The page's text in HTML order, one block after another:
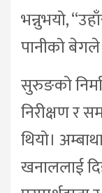
भन्नुभयो,
पानीको
सुरुङको
निरीक्षण र
थियो।
खनाललाई